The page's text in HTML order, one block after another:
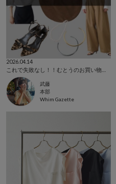
2026.04.14
武藤
本部
Whim Gazette